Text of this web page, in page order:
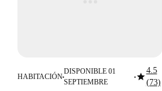
HABITACIÓN■
DISPONIBLE 01
SEPTIEMBRE
■star4.5
(73)